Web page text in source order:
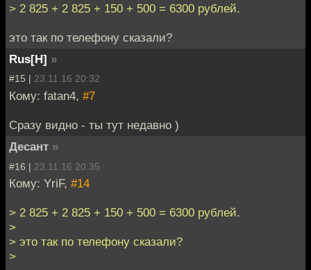
> 2 825 + 2 825 + 150 + 500 = 6300 рублей.
это так по телефону сказали?
Rus[H] »
#15 | 23.11.16 20:32
Кому: fatan4, #7
Сразу видно - ты тут недавно )
Десант »
#16 | 23.11.16 20:35
Кому: YriF, #14
> 2 825 + 2 825 + 150 + 500 = 6300 рублей.
>
> это так по телефону сказали?
>